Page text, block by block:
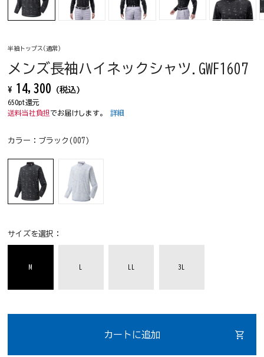
半袖トップス(通常)
メンズ長袖ハイネックシャツ.GWF1607
¥ 14,300 (税込)
650pt還元
送料当社負担 でお届けします。詳細
カラー： ブラック(007)
サイズを選択：
M 3L
カートに追加